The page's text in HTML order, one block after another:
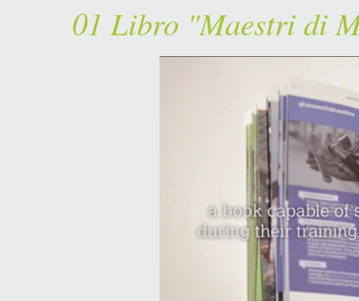
01 Libro "Maestri di